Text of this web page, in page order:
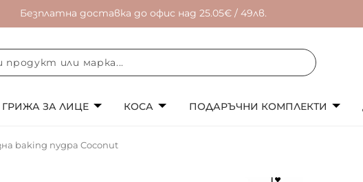
Безплатна доставка до офис над 25.05€ / 49лв.
ГРИЖА ЗА ЛИЦЕ КОСА ПОДАРЪЧНИ КОМПЛЕКТИ
baking пудра Coconut